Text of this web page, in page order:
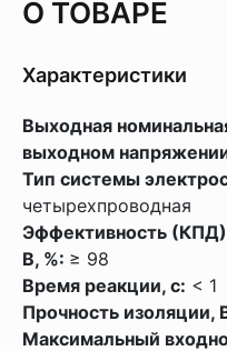
О ТОВАРЕ
Характеристики
Выходная
выходном
Тип системы
четырехпроводная
Эффективность
В, %: ≥ 98
Время реакции, с: < 1
Прочность изоляции,
Максимальный